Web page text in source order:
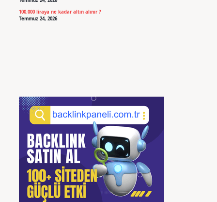
100.000 liraya ne kadar altın alınır ?
Temmuz 24, 2026